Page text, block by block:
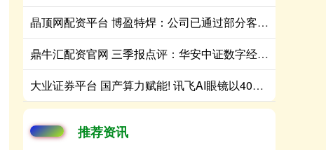
晶顶网配资平台 博盈特焊：公司已通过部分客户的生产体系认证并获得相应订单
鼎牛汇配资官网 三季报点评：华安中证数字经济主题ETF基金季度涨幅39.88%
大业证券平台 国产算力赋能! 讯飞AI眼镜以40克轻量化设计开启跨国商务沟通新范式
推荐资讯